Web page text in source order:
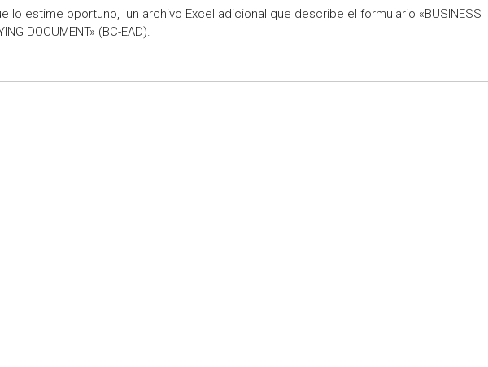
lo estime oportuno, un archivo Excel adicional que describe el formulario «BUSINESS
DOCUMENT» (BC-EAD).